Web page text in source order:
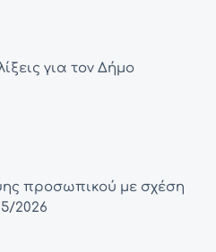
για τον Δήμο
προσωπικού με σχέση
2026